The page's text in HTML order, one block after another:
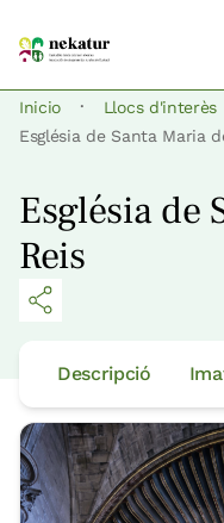
Inicio · Llocs d'interès
Església de Santa Maria
Església de
Reis
Descripció